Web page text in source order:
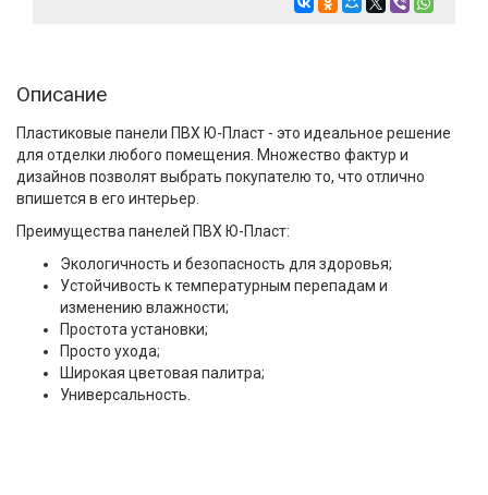
Описание
Пластиковые панели ПВХ Ю-Пласт - это идеальное решение
для отделки любого помещения. Множество фактур и
дизайнов позволят выбрать покупателю то, что отлично
впишется в его интерьер.
Преимущества панелей ПВХ Ю-Пласт:
Экологичность и безопасность для здоровья;
Устойчивость к температурным перепадам и
изменению влажности;
Простота установки;
Просто ухода;
Широкая цветовая палитра;
Универсальность.